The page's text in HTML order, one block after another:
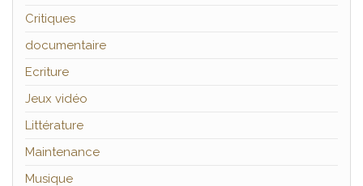
Critiques
documentaire
Ecriture
Jeux vidéo
Littérature
Maintenance
Musique